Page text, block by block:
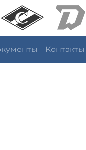
Контакты